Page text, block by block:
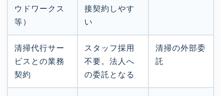
ウドワークス
等）
接契約しやす
い
清掃代行サー
ビスとの業務
契約
スタッフ採用
不要。法人へ
の委託となる
清掃の外部委
託